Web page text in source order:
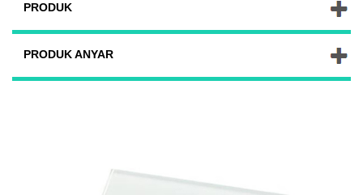
PRODUK
PRODUK ANYAR